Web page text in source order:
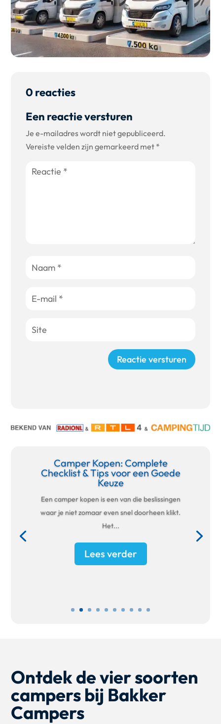
0 reacties
Een reactie versturen
Je e-mailadres wordt niet gepubliceerd.
Vereiste velden zijn gemarkeerd met *
Reactie versturen
Camper Kopen: Complete
Checklist & Tips voor een Goede
Keuze
Een camper kopen is een van die beslissingen
waar je niet zomaar even snel doorheen klikt.
Het...
Lees verder
Ontdek de vier soorten
campers bij Bakker
Campers